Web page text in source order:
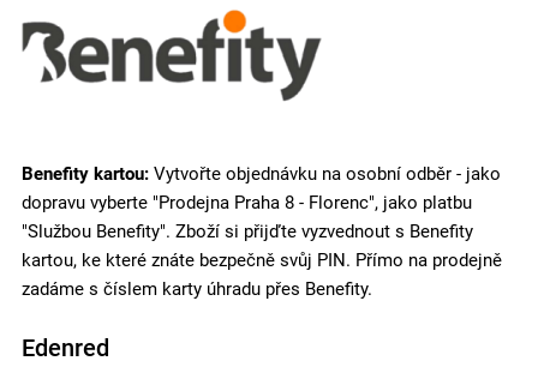
Benefity kartou: Vytvořte objednávku na osobní odběr - jako
dopravu vyberte "Prodejna Praha 8 - Florenc", jako platbu
"Službou Benefity". Zboží si přijďte vyzvednout s Benefity
kartou, ke které znáte bezpečně svůj PIN. Přímo na prodejně
zadáme s číslem karty úhradu přes Benefity.
Edenred